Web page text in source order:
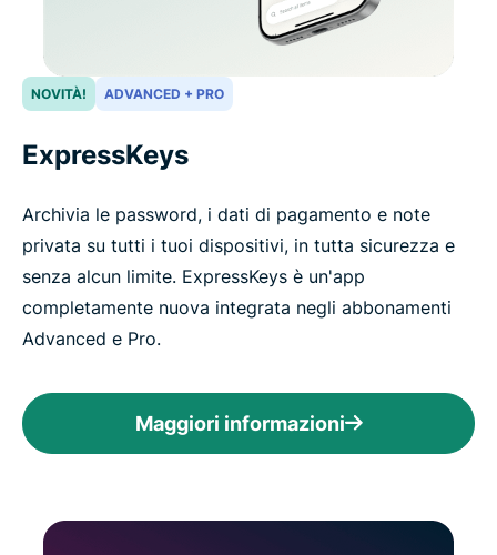
NOVITÀ! ADVANCED + PRO
ExpressKeys
Archivia le password, i dati di pagamento e note
privata su tutti i tuoi dispositivi, in tutta sicurezza e
senza alcun limite. ExpressKeys è un'app
completamente nuova integrata negli abbonamenti
Advanced e Pro.
Maggiori informazioni